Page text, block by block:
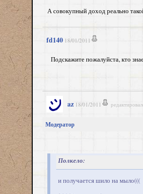
А совокупный доход реально
fd140 18/01/2011
Подскажите пожалуйста, кто
az 18/01/2011
Модератор
Полкело:
и получается шило на мыло(((